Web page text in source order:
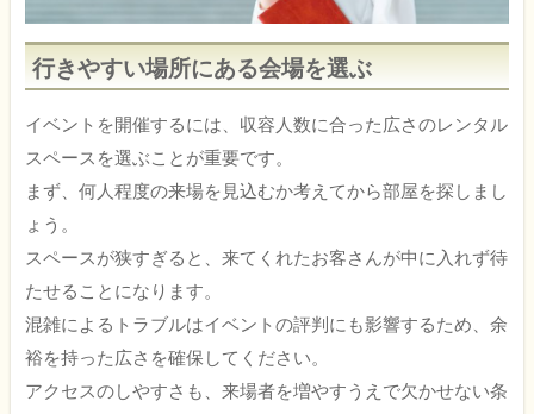
行きやすい場所にある会場を選ぶ
イベントを開催するには、収容人数に合った広さのレンタル
スペースを選ぶことが重要です。
まず、何人程度の来場を見込むか考えてから部屋を探しまし
ょう。
スペースが狭すぎると、来てくれたお客さんが中に入れず待
たせることになります。
混雑によるトラブルはイベントの評判にも影響するため、余
裕を持った広さを確保してください。
アクセスのしやすさも、来場者を増やすうえで欠かせない条